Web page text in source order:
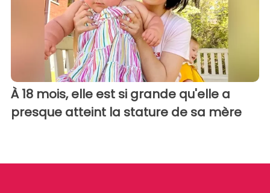
À 18 mois, elle est si grande qu'elle a
presque atteint la stature de sa mère